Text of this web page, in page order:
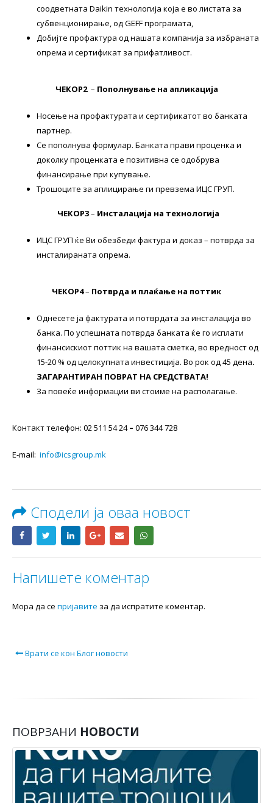
соодветната Daikin технологија која е во листата за
субвенционирање, од GEFF програмата,
Добијте профактура од нашата компанија за избраната
опрема и сертификат за прифатливост.
ЧЕКОР2 – Пополнување на апликација
Носење на профактурата и сертификатот во банката
партнер.
Се пополнува формулар. Банката прави проценка и
доколку проценката е позитивна се одобрува
финансирање при купување.
Трошоците за аплицирање ги превзема ИЦС ГРУП.
ЧЕКОР3– Инсталација на технологија
ИЦС ГРУП ќе Ви обезбеди фактура и доказ – потврда за
инсталираната опрема.
ЧЕКОР4– Потврда и плаќање на поттик
Однесете ја фактурата и потврдата за инсталација во
банка. По успешната потврда банката ќе го исплати
финансискиот поттик на вашата сметка, во вредност од
15-20 % од целокупната инвестиција. Во рок од 45 дена.
ЗАГАРАНТИРАН ПОВРАТ НА СРЕДСТВАТА!
За повеќе информации ви стоиме на располагање.
Контакт телефон: 02 511 54 24– 076 344 728
Е-mail: info@icsgroup.mk
Сподели ја оваа новост
Напишете коментар
Мора да се пријавите за да испратите коментар.
Врати се кон Блог новости
ПОВРЗАНИ НОВОСТИ